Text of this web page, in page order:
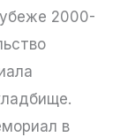
2000-
в